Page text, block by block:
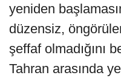
yeniden
düzensiz,
şeffaf olmadığını
Tahran arasında